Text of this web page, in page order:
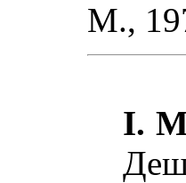
М.,
I.